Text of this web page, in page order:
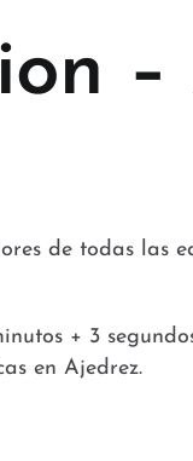
–
de todas las
+ 3
en Ajedrez.